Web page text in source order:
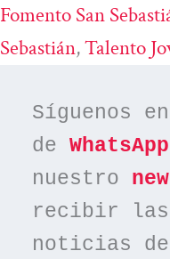
Fomento San
Sebastián, Talento
Síguenos
de WhatsApp
nuestro
recibir
noticias de